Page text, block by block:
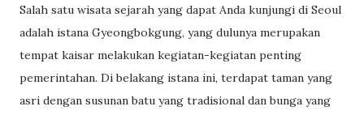
Salah satu wisata sejarah yang dapat Anda kunjungi di Seoul
adalah istana Gyeongbokgung, yang dulunya merupakan
tempat kaisar melakukan kegiatan-kegiatan penting
pemerintahan. Di belakang istana ini, terdapat taman yang
asri dengan susunan batu yang tradisional dan bunga yang